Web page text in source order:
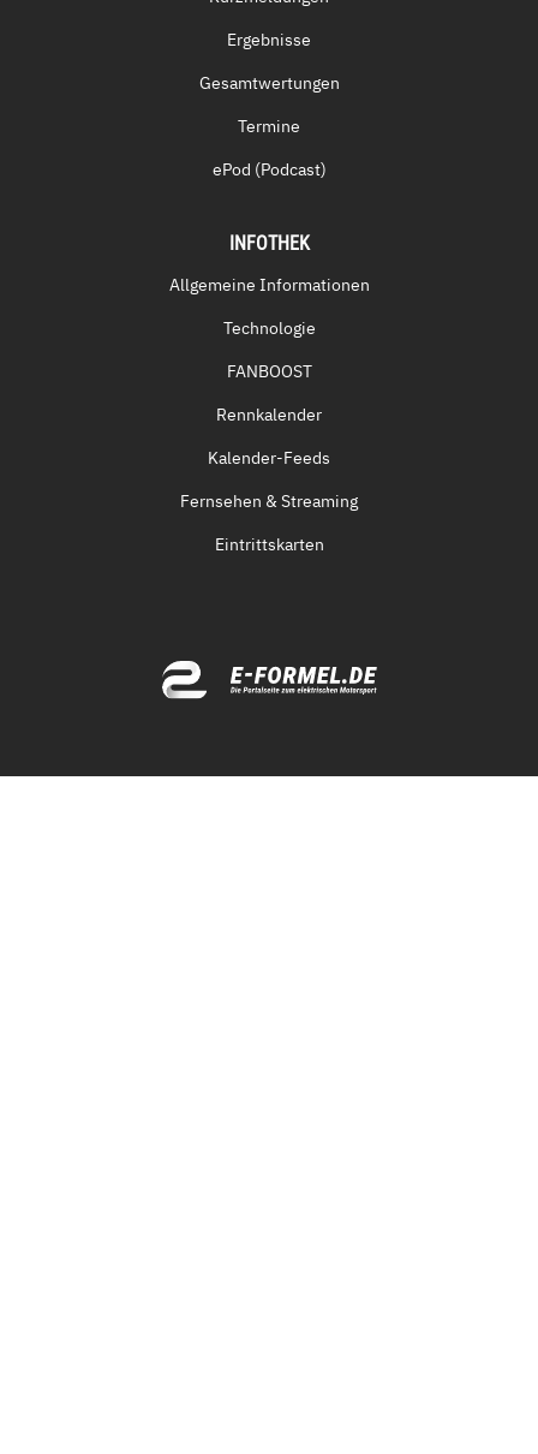
Ergebnisse
Gesamtwertungen
Termine
ePod (Podcast)
INFOTHEK
Allgemeine Informationen
Technologie
FANBOOST
Rennkalender
Kalender-Feeds
Fernsehen & Streaming
Eintrittskarten